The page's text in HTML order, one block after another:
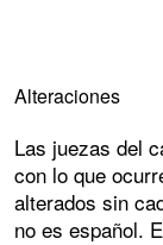
Alteraciones
Las juezas del
con lo que
alterados sin
no es español.